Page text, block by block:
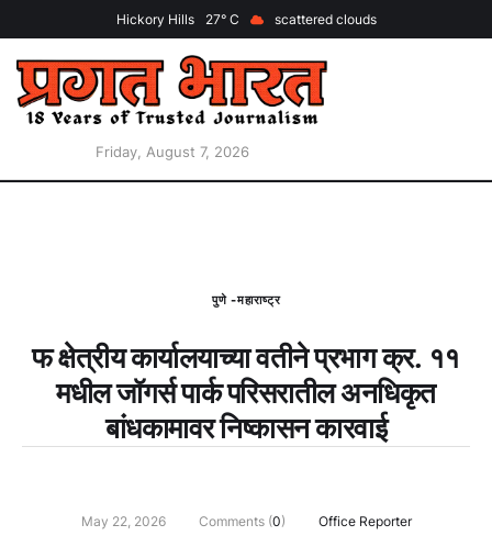
Hickory Hills 27 scattered clouds
Friday, August 7, 2026
पुणे -महाराष्ट्र
फ क्षेत्रीय कार्यालयाच्या वतीने प्रभाग क्र. ११
मधील जॉगर्स पार्क परिसरातील अनधिकृत
बांधकामावर निष्कासन कारवाई
May 22, 2026 Comments (0) Office Reporter